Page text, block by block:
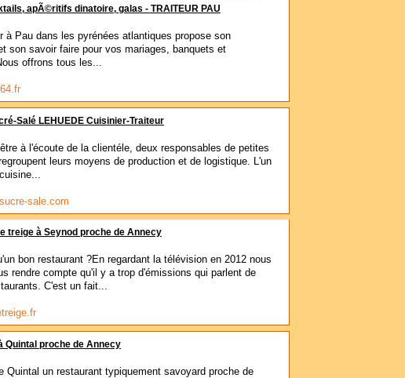
apÃ©ritifs dinatoire, galas - TRAITEUR PAU
à Pau dans les pyrénées atlantiques propose son
son savoir faire pour vos mariages, banquets et
offrons tous les...
Salé LEHUEDE Cuisinier-Traiteur
à l'écoute de la clientéle, deux responsables de petites
leurs moyens de production et de logistique. L'un
sale.com
treige à Seynod proche de Annecy
bon restaurant ?En regardant la télévision en 2012 nous
rendre compte qu'il y a trop d'émissions qui parlent de
C'est un fait...
Quintal proche de Annecy
Quintal un restaurant typiquement savoyard proche de